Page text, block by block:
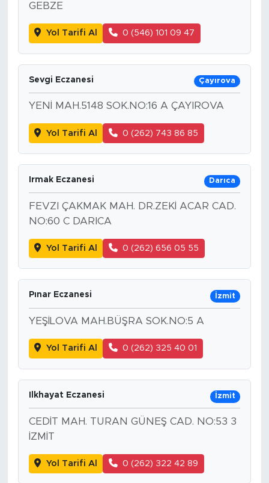
GEBZE
Yol Tarifi Al 0 (546) 101 09 47
Sevgi Eczanesi Çayırova
YENİ MAH.5148 SOK.NO:16 A ÇAYIROVA
Yol Tarifi Al 0 (262) 743 86 85
Irmak Eczanesi Darıca
FEVZI ÇAKMAK MAH. DR.ZEKİ ACAR CAD.
NO:60 C DARICA
Yol Tarifi Al 0 (262) 656 05 55
Pınar Eczanesi İzmit
YEŞİLOVA MAH.BÜŞRA SOK.NO:5 A
Yol Tarifi Al 0 (262) 325 40 01
Ilkhayat Eczanesi İzmit
CEDİT MAH. TURAN GÜNEŞ CAD. NO:53 3
İZMİT
Yol Tarifi Al 0 (262) 322 42 89